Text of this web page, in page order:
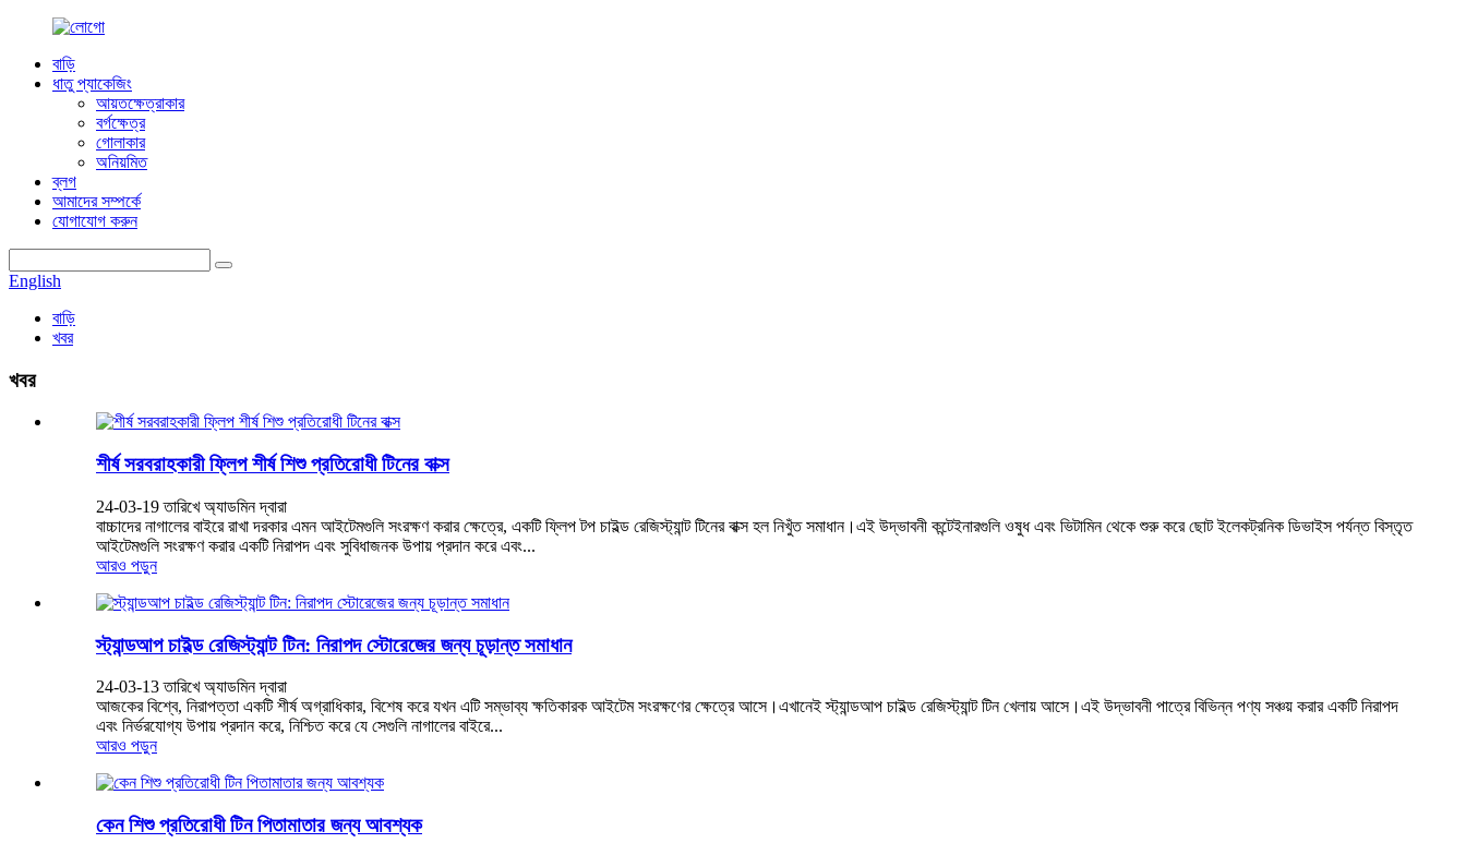
বাড়ি
ধাতু প্যাকেজিং
আয়তক্ষেত্রাকার
বর্গক্ষেত্র
গোলাকার
অনিয়মিত
ব্লগ
আমাদের সম্পর্কে
যোগাযোগ করুন
English
বাড়ি
খবর
খবর
শীর্ষ সরবরাহকারী ফ্লিপ শীর্ষ শিশু প্রতিরোধী টিনের বাক্স
24-03-19 তারিখে অ্যাডমিন দ্বারা
বাচ্চাদের নাগালের বাইরে রাখা দরকার এমন আইটেমগুলি সংরক্ষণ করার ক্ষেত্রে, একটি ফ্লিপ টপ চাইল্ড রেজিস্ট্যান্ট টিনের বাক্স হল নিখুঁত সমাধান।এই উদ্ভাবনী কন্টেইনারগুলি ওষুধ এবং ভিটামিন থেকে শুরু করে ছোট ইলেকট্রনিক ডিভাইস পর্যন্ত বিস্তৃত
আইটেমগুলি সংরক্ষণ করার একটি নিরাপদ এবং সুবিধাজনক উপায় প্রদান করে এবং...
আরও পড়ুন
স্ট্যান্ডআপ চাইল্ড রেজিস্ট্যান্ট টিন: নিরাপদ স্টোরেজের জন্য চূড়ান্ত সমাধান
24-03-13 তারিখে অ্যাডমিন দ্বারা
আজকের বিশ্বে, নিরাপত্তা একটি শীর্ষ অগ্রাধিকার, বিশেষ করে যখন এটি সম্ভাব্য ক্ষতিকারক আইটেম সংরক্ষণের ক্ষেত্রে আসে।এখানেই স্ট্যান্ডআপ চাইল্ড রেজিস্ট্যান্ট টিন খেলায় আসে।এই উদ্ভাবনী পাত্রে বিভিন্ন পণ্য সঞ্চয় করার একটি নিরাপদ
এবং নির্ভরযোগ্য উপায় প্রদান করে, নিশ্চিত করে যে সেগুলি নাগালের বাইরে...
আরও পড়ুন
কেন শিশু প্রতিরোধী টিন পিতামাতার জন্য আবশ্যক